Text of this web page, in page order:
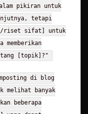
pikiran untuk
tetapi
riset sifat] untuk
memberikan
[topik]?"
di blog
melihat banyak
beberapa